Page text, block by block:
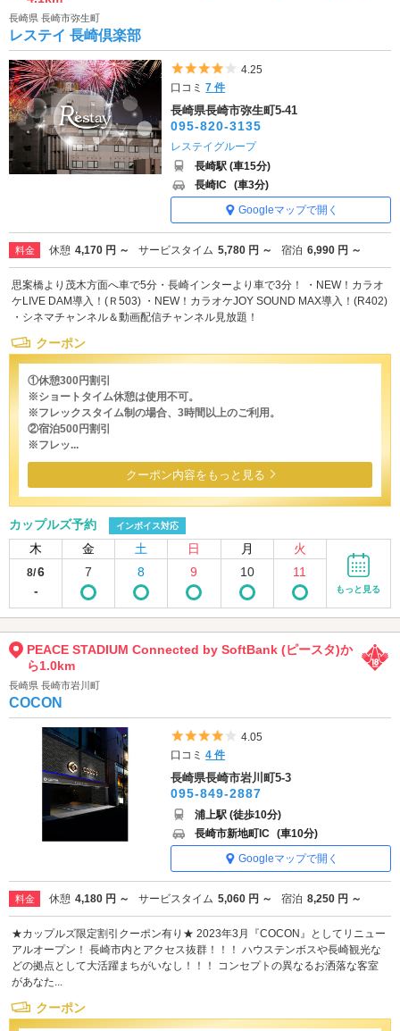
長崎県 長崎市弥生町
レステイ 長崎倶楽部
5つ星のうち4
4.25
口コミ7 件
長崎県長崎市弥生町5-41
095-820-3135
レステイグループ
長崎駅 (車15分)
長崎IC (車3分)
Googleマップで開く
料金 休憩 4,170 円 ～ サービスタイム 5,780 円 ～ 宿泊 6,990 円 ～
思案橋より茂木方面へ車で5分・長崎インターより車で3分！ ・NEW！カラオ
ケLIVE DAM導入！(Ｒ503) ・NEW！カラオケJOY SOUND MAX導入！(R402)
・シネマチャンネル＆動画配信チャンネル見放題！
クーポン
①休憩300円割引
※ショートタイム休憩は使用不可。
※フレックスタイム制の場合、3時間以上のご利用。
②宿泊500円割引
※フレッ...
クーポン内容をもっと見る
カップルズ予約 インボイス対応
木 金 土 日 月 火
8/6
-
7 8 9 10 11
もっと見る
PEACE STADIUM Connected by SoftBank (ピースタ)か
ら1.0km
長崎県 長崎市岩川町
COCON
5つ星のうち4
4.05
口コミ4 件
長崎県長崎市岩川町5-3
095-849-2887
浦上駅 (徒歩10分)
長崎市新地町IC (車10分)
Googleマップで開く
料金 休憩 4,180 円 ～ サービスタイム 5,060 円 ～ 宿泊 8,250 円 ～
★カップルズ限定割引クーポン有り★ 2023年3月『COCON』としてリニュー
アルオープン！ 長崎市内とアクセス抜群！！！ ハウステンボスや長崎観光な
どの拠点として大活躍まちがいなし！！！ コンセプトの異なるお洒落な客室
があなた...
クーポン